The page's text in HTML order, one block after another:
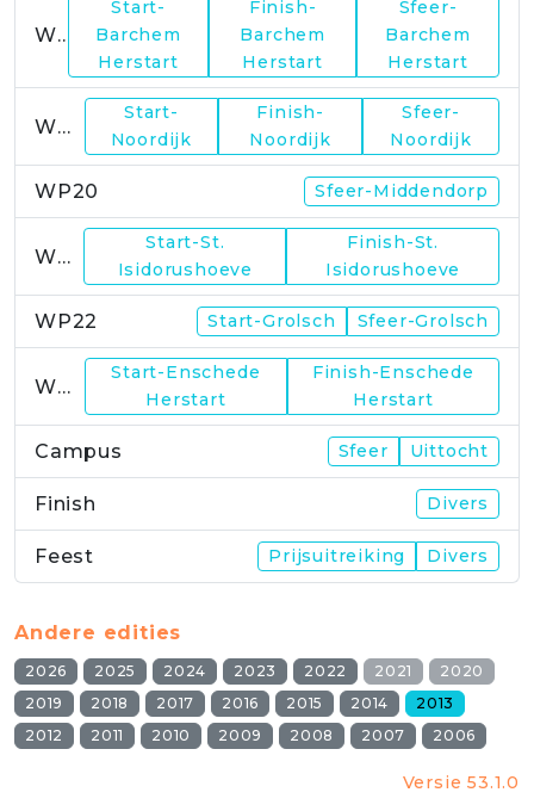
WP17
Start-
Barchem
Herstart
Finish-
Barchem
Herstart
Sfeer-
Barchem
Herstart
WP19
Start-
Noordijk
Finish-
Noordijk
Sfeer-
Noordijk
WP20 Sfeer-Middendorp
WP21
Start-St.
Isidorushoeve
Finish-St.
Isidorushoeve
WP22 Start-Grolsch Sfeer-Grolsch
WP23
Start-Enschede
Herstart
Finish-Enschede
Herstart
Campus Sfeer Uittocht
Finish Divers
Feest Prijsuitreiking Divers
Andere edities
2026 2025 2024 2023 2022 2021
2020
2019
2018 2017 2016 2015 2014
2013
2012
2011 2010 2009 2008 2007 2006
Versie 53.1.0